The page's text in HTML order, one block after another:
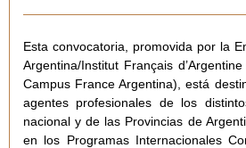
Esta convocatoria, promovida por la
Argentina/Institut Français
Campus France Argentina) , está
agentes profesionales de los
nacional y de las Provincias de
en los Programas Internacionales